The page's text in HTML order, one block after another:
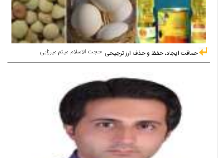
حجت الاسلام میثم میرزایی حماقت ایجاد، حفظ و حذف ارز ترجیحی